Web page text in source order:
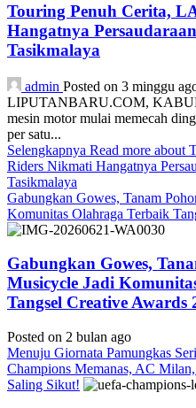
Touring Penuh Cerita,
Hangatnya
Tasikmalaya
admin Posted on 3 minggu
LIPUTANBARU.COM,
mesin motor mulai memecah
per satu...
Selengkapnya Read more about
Riders Nikmati Hangatnya
Tasikmalaya
Gabungkan Gowes, Tanam
Komunitas Olahraga Terbaik
Gabungkan Gowes,
Musicycle Jadi
Tangsel Creative Awards
Posted on 2 bulan ago
Menuju Giornata Pamungkas
Champions Memanas, AC
Saling Sikut!